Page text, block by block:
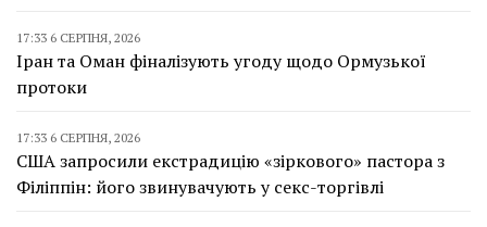
17:33 6 СЕРПНЯ, 2026
Іран та Оман фіналізують угоду щодо Ормузької
протоки
17:33 6 СЕРПНЯ, 2026
США запросили екстрадицію «зіркового» пастора з
Філіппін: його звинувачують у секс-торгівлі